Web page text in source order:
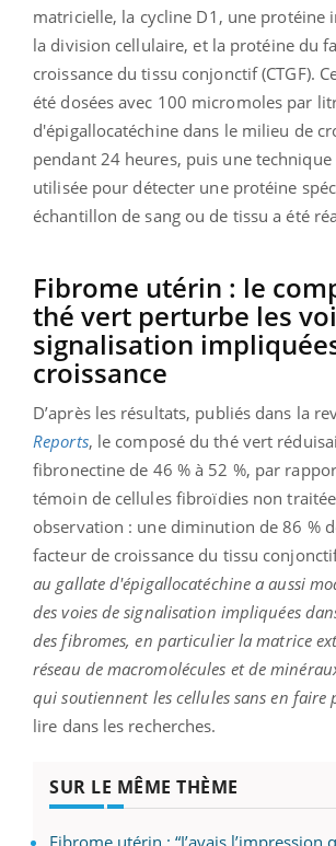
matricielle, la cycline D1, une protéine
la division cellulaire, et la protéine du
croissance du tissu conjonctif (CTGF).
été dosées avec 100 micromoles par
d'épigallocatéchine dans le milieu de
pendant 24 heures, puis une
utilisée pour détecter une protéine
échantillon de sang ou de tissu a été
Fibrome utérin : le
thé vert perturbe les
signalisation
croissance
D’après les résultats, publiés dans la
Reports, le composé du thé vert
fibronectine de 46 % à 52 %, par
témoin de cellules fibroïdies non
observation : une diminution de 86 %
facteur de croissance du tissu
au gallate d'épigallocatéchine a aussi
des voies de signalisation impliquées
des fibromes, en particulier la matrice
réseau de macromolécules et de
qui soutiennent les cellules sans en faire
lire dans les recherches.
SUR LE MÊME THÈME
Fibrome utérin : “J’avais l’impression